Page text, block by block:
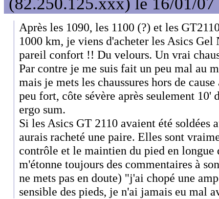
Après les 1090, les 1100 (?) et les
1000 km, je viens d'acheter les Asics Gel
pareil confort !! Du velours. Un vrai
Par contre je me suis fait un peu mal au
mais je mets les chaussures hors de
peu fort, côte sévère après seulement
ergo sum.
Si les Asics GT 2110 avaient été soldées
aurais racheté une paire. Elles sont
contrôle et le maintien du pied en longue
m'étonne toujours des commentaires à
ne mets pas en doute) "j'ai chopé une
sensible des pieds, je n'ai jamais eu mal